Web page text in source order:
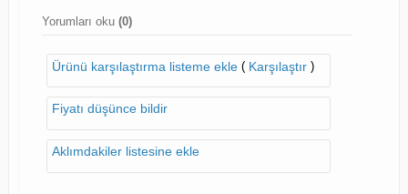
Yorumları oku (0)
Ürünü karşılaştırma listeme ekle( Karşılaştır)
Fiyatı düşünce bildir
Aklımdakiler listesine ekle